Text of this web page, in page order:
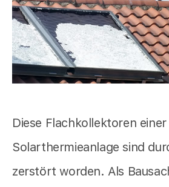
Diese Flachkollektoren einer
Solarthermieanlage sind
zerstört worden. Als